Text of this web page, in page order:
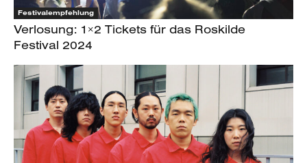
Festivalempfehlung
Verlosung: 1×2 Tickets für das Roskilde
Festival 2024